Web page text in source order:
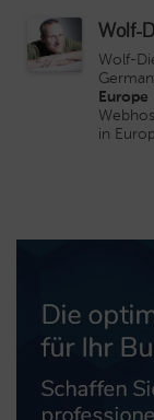
Wolf-
Wolf-
in